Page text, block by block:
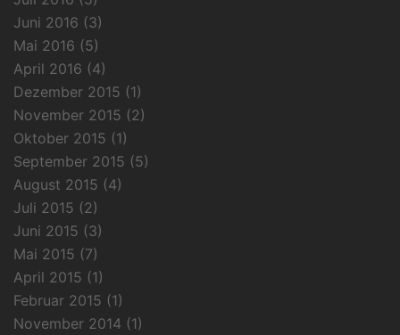
Juni 2016 (3)
Mai 2016 (5)
April 2016 (4)
Dezember 2015 (1)
November 2015 (2)
Oktober 2015 (1)
September 2015 (5)
August 2015 (4)
Juli 2015 (2)
Juni 2015 (3)
Mai 2015 (7)
April 2015 (1)
Februar 2015 (1)
November 2014 (1)